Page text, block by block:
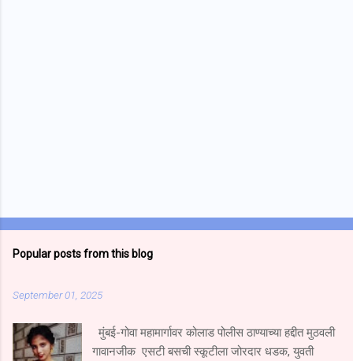
Popular posts from this blog
September 01, 2025
मुंबई-गोवा महामार्गावर कोलाड पोलीस ठाण्याच्या हद्दीत मुठवली
गावानजीक एसटी बसची स्कूटीला जोरदार धडक, युवती